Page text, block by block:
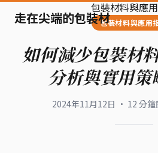
走在尖端的包裝材
包裝材料與應
包裝材料與應用
如何減少包裝材
分析與實用策
2024年11月12日 · 12 分鐘